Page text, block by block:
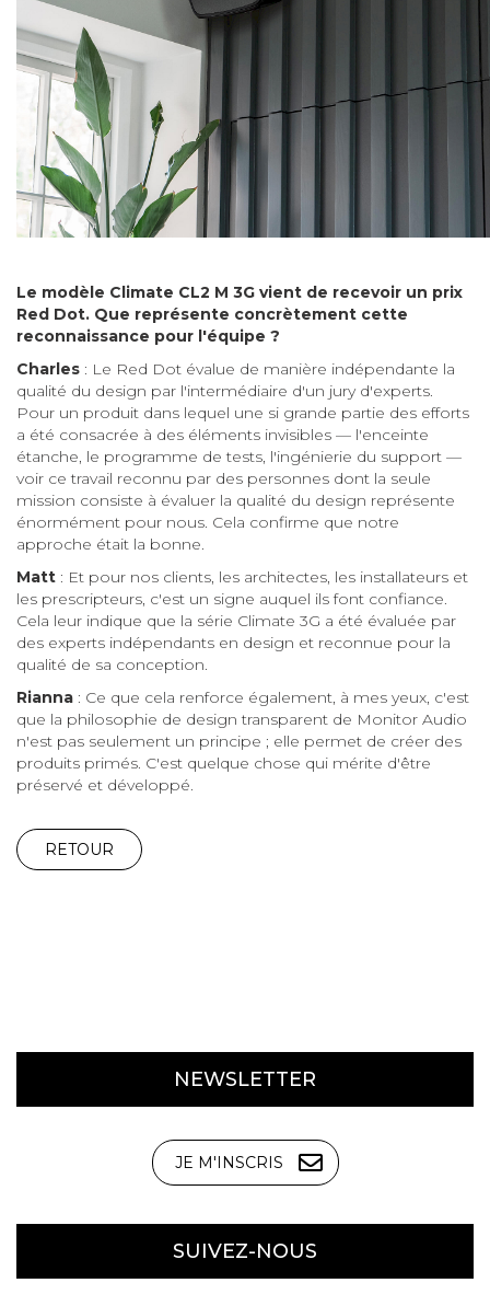
Le modèle Climate CL2 M 3G vient de recevoir un prix
Red Dot. Que représente concrètement cette
reconnaissance pour l'équipe ?
Charles : Le Red Dot évalue de manière indépendante la
qualité du design par l'intermédiaire d'un jury d'experts.
Pour un produit dans lequel une si grande partie des efforts
a été consacrée à des éléments invisibles — l'enceinte
étanche, le programme de tests, l'ingénierie du support —
voir ce travail reconnu par des personnes dont la seule
mission consiste à évaluer la qualité du design représente
énormément pour nous. Cela confirme que notre
approche était la bonne.
Matt : Et pour nos clients, les architectes, les installateurs et
les prescripteurs, c'est un signe auquel ils font confiance.
Cela leur indique que la série Climate 3G a été évaluée par
des experts indépendants en design et reconnue pour la
qualité de sa conception.
Rianna : Ce que cela renforce également, à mes yeux, c'est
que la philosophie de design transparent de Monitor Audio
n'est pas seulement un principe ; elle permet de créer des
produits primés. C'est quelque chose qui mérite d'être
préservé et développé.
RETOUR
NEWSLETTER
JE M'INSCRIS
SUIVEZ-NOUS